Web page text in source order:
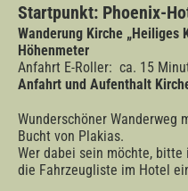
Startpunkt: Phoenix-
Wanderung Kirche „Heiliges
Höhenmeter
Anfahrt E-Roller: ca. 15
Anfahrt und Aufenthalt
Wunderschöner Wanderweg
Bucht von Plakias.
Wer dabei sein möchte,
die Fahrzeugliste im Hotel